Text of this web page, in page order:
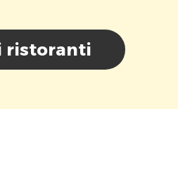
ristoranti